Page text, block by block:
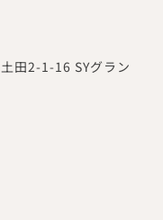
田2-1-16 SYグラン